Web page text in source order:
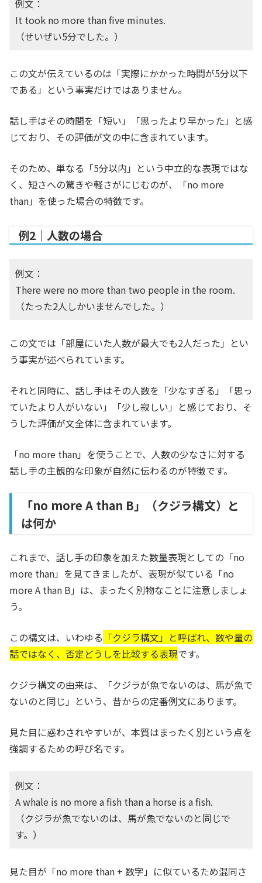
例文：
It took no more than five minutes.
（せいぜい5分でした。）
この文が伝えているのは「実際にかかった時間が5分以下
である」という事実だけではありません。
話し手はその時間を「短い」「思ったより早かった」と感
じており、その評価が文の中に含まれています。
そのため、単なる「5分以内」という中立的な表現ではな
く、短さへの驚きや軽さがにじむのが、「no more
than」を使った場合の特徴です。
例2｜人数の場合
例文：
There were no more than two people in the room.
（たった2人しかいませんでした。）
この文では「部屋にいた人数が最大でも2人だった」とい
う事実が述べられています。
それと同時に、話し手はその人数を「少なすぎる」「思っ
ていたより人がいない」「少し寂しい」と感じており、そ
うした評価が文全体に含まれています。
「no more than」を使うことで、人数の少なさに対する
話し手の主観的な印象が自然に伝わるのが特徴です。
「no more A than B」（クジラ構文）と
は何か
これまで、話し手の印象を加えた数量表現としての「no
more than」を見てきましたが、表現が似ている「no
more A than B」は、まったく別物なことに注意しましょ
う。
この構文は、いわゆる 「クジラ構文」と呼ばれ、数や量の
話ではなく、否定どうしを比較する表現です。
クジラ構文の由来は、「クジラが魚でないのは、馬が魚で
ないのと同じ」という、昔からの定番例文にあります。
見た目に惑わされやすいが、本質はまったく別という点を
強調するための呼び名です。
例文：
A whale is no more a fish than a horse is a fish.
（クジラが魚でないのは、馬が魚でないのと同じで
す。）
見た目が「no more than + 数字」に似ているため混同さ